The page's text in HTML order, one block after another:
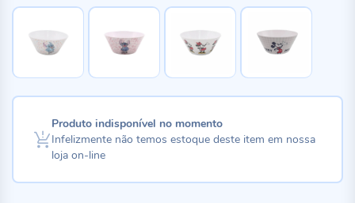
Produto indisponível no momento
Infelizmente não temos estoque deste item em nossa
loja on-line